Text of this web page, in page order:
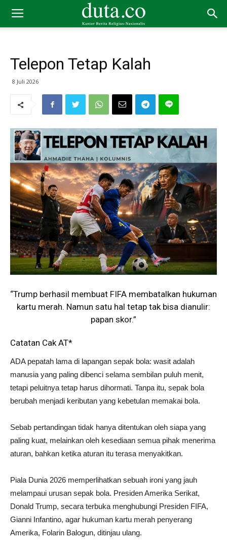
Telepon Tetap Kalah
8 Juli 2026
“Trump berhasil membuat FIFA membatalkan hukuman
kartu merah. Namun satu hal tetap tak bisa dianulir:
papan skor.”
Catatan Cak AT*
ADA pepatah lama di lapangan sepak bola: wasit adalah
manusia yang paling dibenci selama sembilan puluh menit,
tetapi peluitnya tetap harus dihormati. Tanpa itu, sepak bola
berubah menjadi keributan yang kebetulan memakai bola.
Sebab pertandingan tidak hanya ditentukan oleh siapa yang
paling kuat, melainkan oleh kesediaan semua pihak menerima
aturan, bahkan ketika aturan itu terasa menyakitkan.
Piala Dunia 2026 memperlihatkan sebuah ironi yang jauh
melampaui urusan sepak bola. Presiden Amerika Serikat,
Donald Trump, secara terbuka menghubungi Presiden FIFA,
Gianni Infantino, agar hukuman kartu merah penyerang
Amerika, Folarin Balogun, ditinjau ulang.